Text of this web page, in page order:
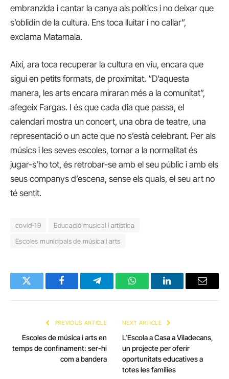
embranzida i cantar la canya als polítics i no deixar que
s’oblidin de la cultura. Ens toca lluitar i no callar”,
exclama Matamala.
Així, ara toca recuperar la cultura en viu, encara que
sigui en petits formats, de proximitat. “D’aquesta
manera, les arts encara miraran més a la comunitat”,
afegeix Fargas. I és que cada dia que passa, el
calendari mostra un concert, una obra de teatre, una
representació o un acte que no s’està celebrant. Per als
músics i les seves escoles, tornar a la normalitat és
jugar-s’ho tot, és retrobar-se amb el seu públic i amb els
seus companys d’escena, sense els quals, el seu art no
té sentit.
covid-19
Educació musical i artística
Escoles municipals de música i arts
Twitter FacebookTelegramWhatsAppLinkedInEmail
PREVIOUS ARTICLE
Escoles de música i arts en
temps de confinament: ser-hi
com a bandera
NEXT ARTICLE
L’Escola a Casa a Viladecans,
un projecte per oferir
oportunitats educatives a
totes les famílies